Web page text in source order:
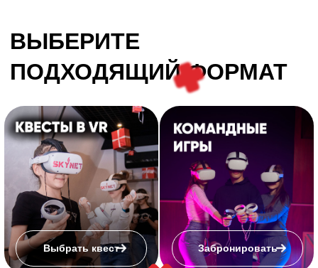
Незабываемый вечер для
вашей второй половинки.
Приватный кинотеатр,
лепестки роз и романтика.